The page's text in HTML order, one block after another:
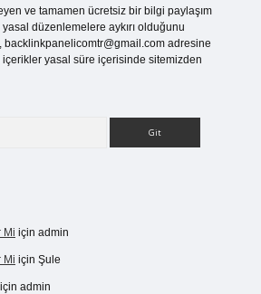
ve tamamen ücretsiz bir bilgi paylaşım
düzenlemelere aykırı olduğunu
backlinkpanelicomtr@gmail.com adresine
yasal süre içerisinde sitemizden
Mi için admin
Mi için Şule
için admin